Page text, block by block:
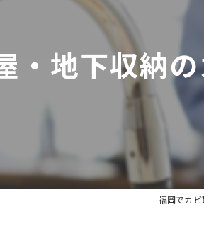
・地下収納
福岡でカ